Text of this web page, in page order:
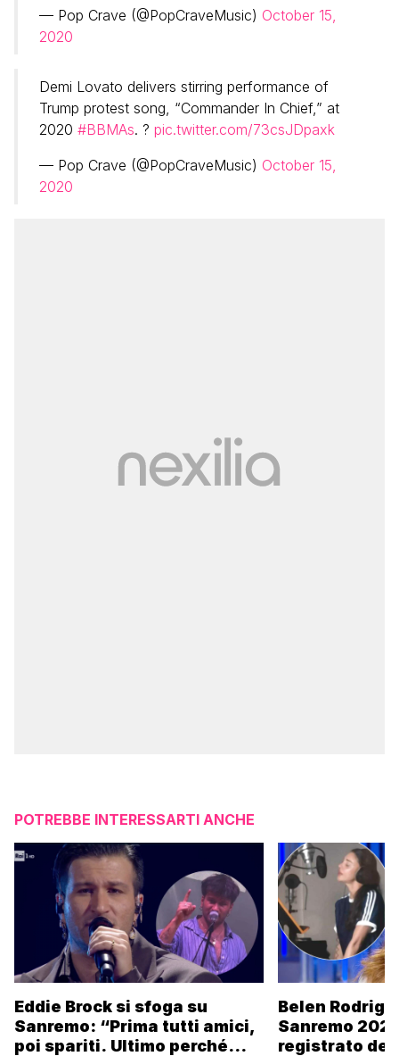
— Pop Crave (@PopCraveMusic) October 15,
2020
Demi Lovato delivers stirring performance of
Trump protest song, “Commander In Chief,” at
2020 #BBMAs. ? pic.twitter.com/73csJDpaxk
— Pop Crave (@PopCraveMusic) October 15,
2020
POTREBBE INTERESSARTI ANCHE
Eddie Brock si sfoga su
Sanremo: “Prima tutti amici,
poi spariti. Ultimo perché
Belen
Sanremo
registrato dei